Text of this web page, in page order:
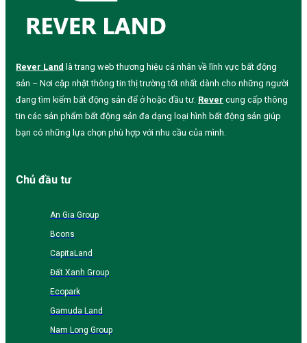
Rever Land là trang web thương hiệu cá nhân về lĩnh vực bất động
sản – Nơi cập nhật thông tin thị trường tốt nhất dành cho những người
đang tìm kiếm bất động sản để ở hoặc đầu tư. Rever cung cấp thông
tin các sản phẩm bất động sản đa dạng loại hình bất động sản giúp
bạn có những lựa chọn phù hợp với nhu cầu của mình.
Chủ đầu tư
An Gia Group
Bcons
CapitaLand
Đất Xanh Group
Ecopark
Gamuda Land
Nam Long Group